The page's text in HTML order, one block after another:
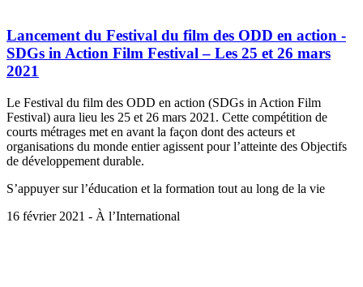
Lancement du Festival du film des ODD en action -
SDGs in Action Film Festival – Les 25 et 26 mars
2021
Le Festival du film des ODD en action (SDGs in Action Film
Festival) aura lieu les 25 et 26 mars 2021. Cette compétition de
courts métrages met en avant la façon dont des acteurs et
organisations du monde entier agissent pour l’atteinte des Objectifs
de développement durable.
S’appuyer sur l’éducation et la formation tout au long de la vie
16 février 2021 - À l’International